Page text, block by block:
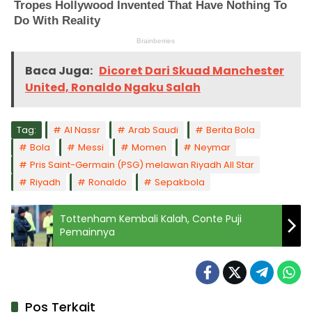
Baca Juga: Dicoret Dari Skuad Manchester
United, Ronaldo Ngaku Salah
Tag: Al Nassr Arab Saudi
Berita Bola
Bola
Messi Momen
Neymar
Pris Saint-Germain (PSG) melawan Riyadh All Star
Riyadh
Ronaldo Sepakbola
Tottenham Kembali Kalah, Conte Puji
Pemainnya
Pos Terkait